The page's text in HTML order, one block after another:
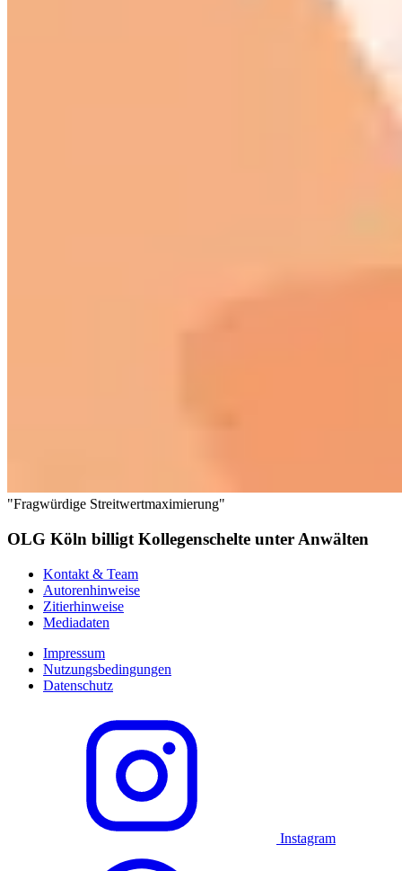
"Fragwürdige Streitwertmaximierung"
OLG Köln billigt Kollegenschelte unter Anwälten
Kontakt & Team
Autorenhinweise
Zitierhinweise
Mediadaten
Impressum
Nutzungsbedingungen
Datenschutz
Instagram